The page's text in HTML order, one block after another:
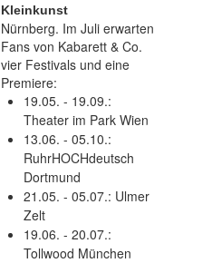
Kleinkunst
Nürnberg. Im Juli erwarten
Fans von Kabarett & Co.
vier Festivals und eine
Premiere:
19.05. - 19.09.:
Theater im Park Wien
13.06. - 05.10.:
RuhrHOCHdeutsch
Dortmund
21.05. - 05.07.: Ulmer
Zelt
19.06. - 20.07.:
Tollwood München